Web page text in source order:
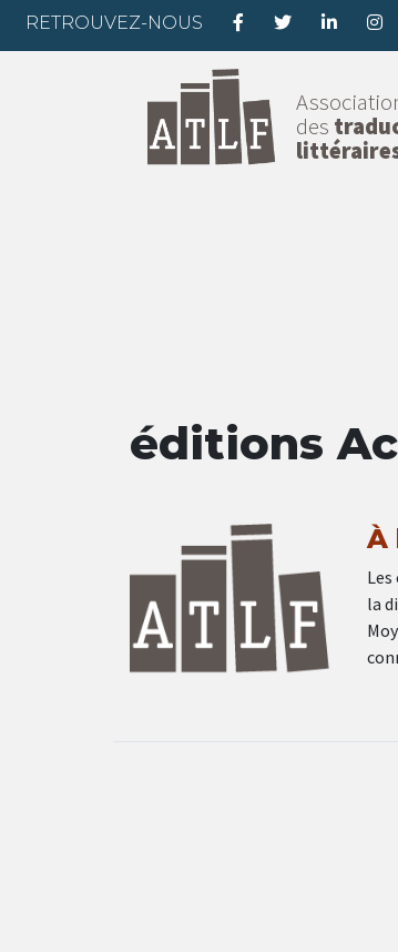
RETROUVEZ-NOUS
des
éditions
À
la